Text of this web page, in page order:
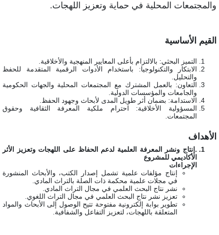
المحلية في حماية وتعزيز اللهجات.
الأساسية
التميز البحثي: بالالتزام بأعلى المعايير المنهجية والأخلاقية.
الابتكار والتكنولوجيا: باستخدام الأدوات الرقمية المتقدمة للحفظ
والتحليل.
التعاون: بالعمل المشترك مع المجتمعات المحلية والجهات الحكومية
والجامعات والمؤسسات الدولية.
الاستدامة: بضمان أثر طويل المدى لأبحاث وجهود الحفظ.
المسؤولية الأخلاقية: احترام ملكية المعرفة الثقافية وحقوق
المجتمعات.
.إنتاج ونشر المعرفة العلمية لدعم الحفاظ على اللهجات وتعزيز الأثر
الأكاديمي للمشروع
الإجراءات
إنتاج مؤلفات علمية تشمل إصدار الكتب، والأبحاث المنشورة
في مجلات علمية محكمة ذات الصلة بالتراث المادي.
نشر نتاج البحث العلمي في مجال التراث المادي.
تعزيز نشر نتاج البحث العلمي في مجال التراث اللغوي.
تطوير بوابة إلكترونية مفتوحة تتيح الوصول إلى الأبحاث والمواد
المتعلقة باللهجات، لتعزيز التفاعل والشفافية.